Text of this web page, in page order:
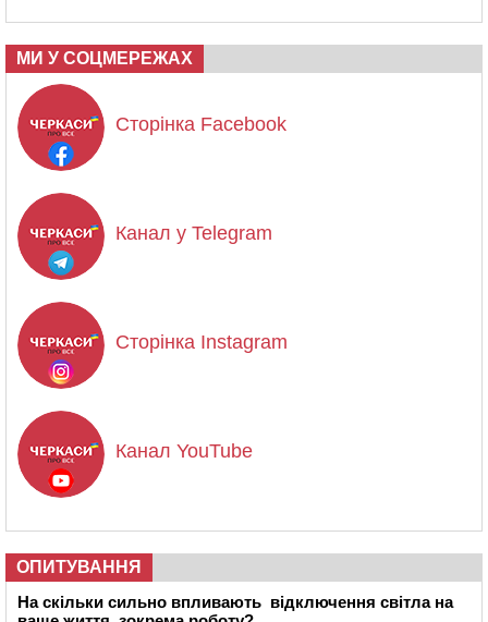
МИ У СОЦМЕРЕЖАХ
Сторінка Facebook
Канал у Telegram
Сторінка Instagram
Канал YouTube
ОПИТУВАННЯ
На скільки сильно впливають відключення світла на